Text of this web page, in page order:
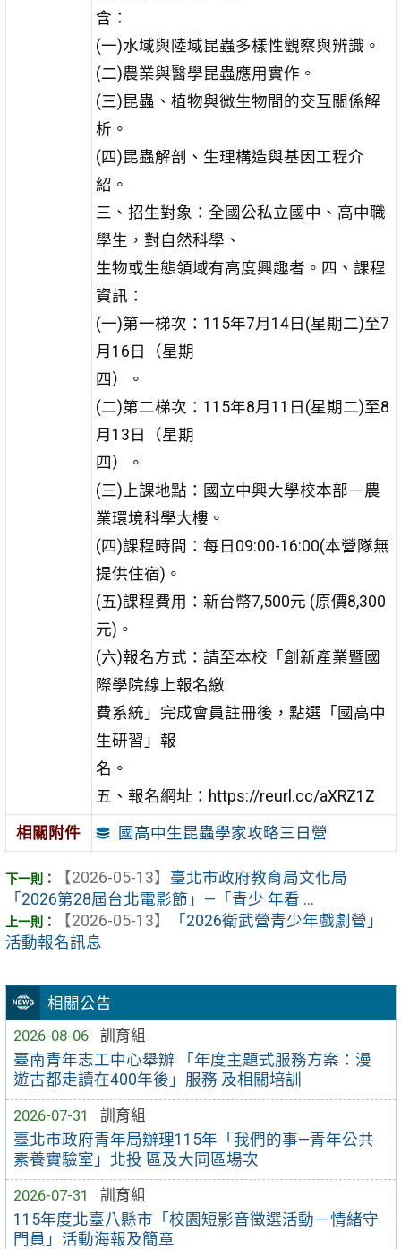
相關公告
2026-08-06
訓育組
臺南青年志工中心舉辦 「年度主題式服務方案：漫
遊古都走讀在400年後」服務 及相關培訓
2026-07-31
訓育組
臺北市政府青年局辦理115年「我們的事—青年公共
素養實驗室」北投 區及大同區場次
2026-07-31
訓育組
115年度北臺八縣市「校園短影音徵選活動－情緒守
門員」活動海報及簡章
含：
(一)水域與陸域昆蟲多樣性觀察與辨識。
(二)農業與醫學昆蟲應用實作。
(三)昆蟲、植物與微生物間的交互關係解
析。
(四)昆蟲解剖、生理構造與基因工程介
紹。
三、招生對象：全國公私立國中、高中職
學生，對自然科學、
生物或生態領域有高度興趣者。四、課程
資訊：
(一)第一梯次：115年7月14日(星期二)至7
月16日（星期
四）。
(二)第二梯次：115年8月11日(星期二)至8
月13日（星期
四）。
(三)上課地點：國立中興大學校本部－農
業環境科學大樓。
(四)課程時間：每日09:00-16:00(本營隊無
提供住宿)。
(五)課程費用：新台幣7,500元 (原價8,300
元)。
(六)報名方式：請至本校「創新產業暨國
際學院線上報名繳
費系統」完成會員註冊後，點選「國高中
生研習」報
名。
五、報名網址：https://reurl.cc/aXRZ1Z
相關附件 國高中生昆蟲學家攻略三日營
【2026-05-13】 臺北市政府教育局文化局
「2026第28屆台北電影節」—「青少 年看 ...
【2026-05-13】
「2026衛武營青少年戲劇營」
活動報名訊息